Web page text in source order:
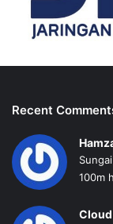
Recent
100m